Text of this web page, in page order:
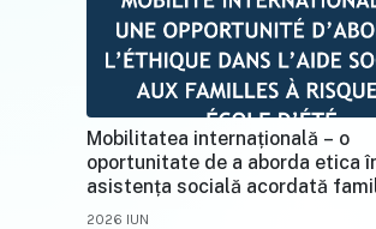
Mobilitatea internațională – o
oportunitate de a aborda etica
asistența socială acordată
situații de risc
2026 IUN